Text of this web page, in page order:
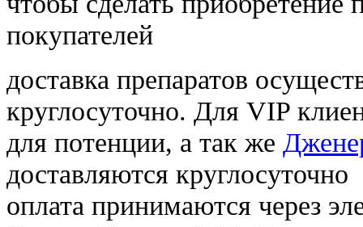
покупателей
доставка препаратов
круглосуточно. Для VIP
для потенции, а так же
доставляются круглосуточно
оплата принимаются через